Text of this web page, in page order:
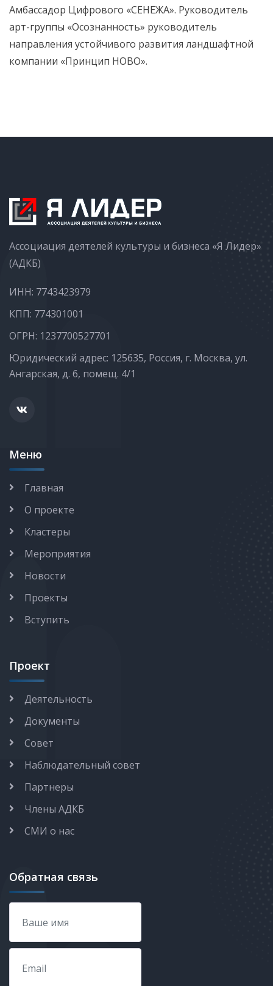
Амбассадор Цифрового «СЕНЕЖА». Руководитель
арт-группы «Осознанность» руководитель
направления устойчивого развития ландшафтной
компании «Принцип НОВО».
Ассоциация деятелей культуры и бизнеса «Я Лидер»
(АДКБ)
ИНН: 7743423979
КПП: 774301001
ОГРН: 1237700527701
Юридический адрес: 125635, Россия, г. Москва, ул.
Ангарская, д. 6, помещ. 4/1
Меню
Главная
О проекте
Кластеры
Мероприятия
Новости
Проекты
Вступить
Проект
Деятельность
Документы
Совет
Наблюдательный совет
Партнеры
Члены АДКБ
СМИ о нас
Обратная связь